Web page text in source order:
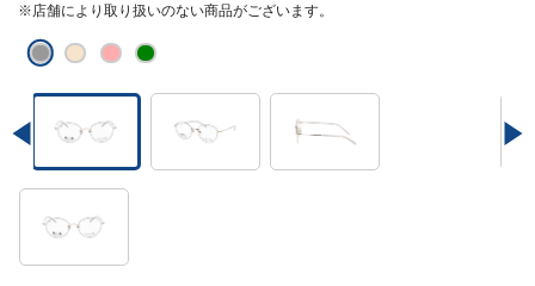
※店舗により取り扱いのない商品がございます。